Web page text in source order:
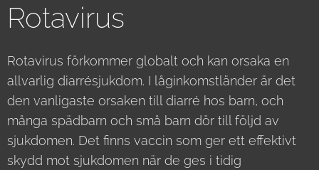
Rotavirus
Rotavirus förkommer globalt och kan orsaka en
allvarlig diarrésjukdom. I låginkomstländer är det
den vanligaste orsaken till diarré hos barn, och
många spädbarn och små barn dör till följd av
sjukdomen. Det finns vaccin som ger ett effektivt
skydd mot sjukdomen när de ges i tidig